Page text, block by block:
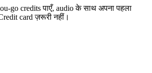
go credits पाएँ, audio के साथ अपना पहला
card ज़रूरी नहीं।